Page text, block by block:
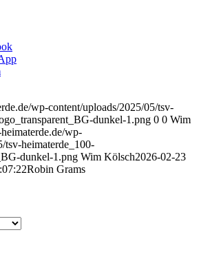
wp-content/uploads/2025/05/tsv-
dunkel-1.png 0 0 Wim
wp-
tsv-heimaterde_100-
dunkel-1.png Wim Kölsch2026-02-23
Robin Grams